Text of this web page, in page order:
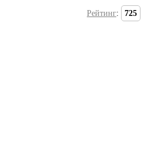
Рейтинг: 725